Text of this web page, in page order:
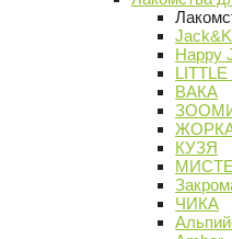
Happy
LITTLE
ВАКА
КУЗЯ
ЧИКА